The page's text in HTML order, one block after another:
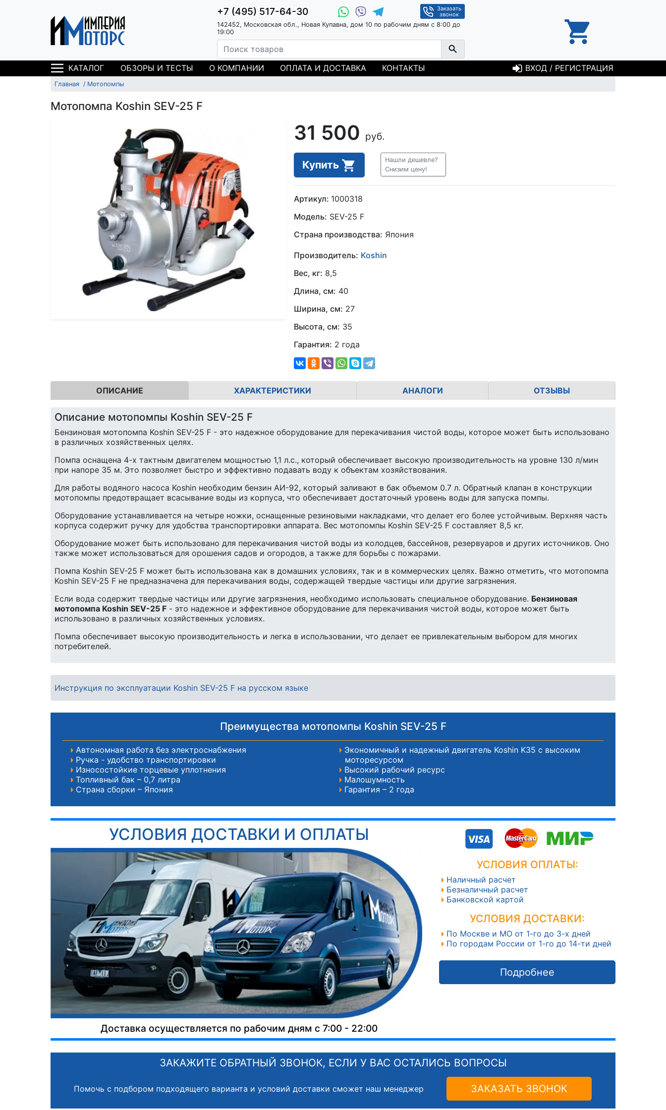
+7 (495) 517-64-30
Заказать
звонок
142452, Московская обл., Новая Купавна, дом 10 по рабочим дням с 8:00 до
19:00
КАТАЛОГ ОБЗОРЫ И ТЕСТЫ О КОМПАНИИ ОПЛАТА И ДОСТАВКА КОНТАКТЫ ВХОД / РЕГИСТРАЦИЯ
Главная Мотопомпы
Мотопомпа Koshin SEV-25 F
31 500 руб.
Купить
Нашли дешевле?
Снизим цену!
Артикул: 1000318
Модель: SEV-25 F
Страна производства: Япония
Производитель: Koshin
Вес, кг: 8,5
Длина, см: 40
Ширина, см: 27
Высота, см: 35
Гарантия: 2 года
ОПИСАНИЕ ХАРАКТЕРИСТИКИ АНАЛОГИ ОТЗЫВЫ
Описание мотопомпы Koshin SEV-25 F
Бензиновая мотопомпа Koshin SEV-25 F - это надежное оборудование для перекачивания чистой воды, которое может быть использовано
в различных хозяйственных целях.
Помпа оснащена 4-х тактным двигателем мощностью 1,1 л.с., который обеспечивает высокую производительность на уровне 130 л/мин
при напоре 35 м. Это позволяет быстро и эффективно подавать воду к объектам хозяйствования.
Для работы водяного насоса Koshin необходим бензин АИ-92, который заливают в бак объемом 0.7 л. Обратный клапан в конструкции
мотопомпы предотвращает всасывание воды из корпуса, что обеспечивает достаточный уровень воды для запуска помпы.
Оборудование устанавливается на четыре ножки, оснащенные резиновыми накладками, что делает его более устойчивым. Верхняя часть
корпуса содержит ручку для удобства транспортировки аппарата. Вес мотопомпы Koshin SEV-25 F составляет 8,5 кг.
Оборудование может быть использовано для перекачивания чистой воды из колодцев, бассейнов, резервуаров и других источников. Оно
также может использоваться для орошения садов и огородов, а также для борьбы с пожарами.
Помпа Koshin SEV-25 F может быть использована как в домашних условиях, так и в коммерческих целях. Важно отметить, что мотопомпа
Koshin SEV-25 F не предназначена для перекачивания воды, содержащей твердые частицы или другие загрязнения.
Если вода содержит твердые частицы или другие загрязнения, необходимо использовать специальное оборудование. Бензиновая
мотопомпа Koshin SEV-25 F - это надежное и эффективное оборудование для перекачивания чистой воды, которое может быть
использовано в различных хозяйственных условиях.
Помпа обеспечивает высокую производительность и легка в использовании, что делает ее привлекательным выбором для многих
потребителей.
Инструкция по эксплуатации Koshin SEV-25 F на русском языке
Преимущества мотопомпы Koshin SEV-25 F
Автономная работа без электроснабжения
Ручка - удобство транспортировки
Износостойкие торцевые уплотнения
Топливный бак – 0,7 литра
Страна сборки – Япония
Экономичный и надежный двигатель Koshin K35 с высоким
моторесурсом
Высокий рабочий ресурс
Малошумность
Гарантия – 2 года
УСЛОВИЯ ДОСТАВКИ И ОПЛАТЫ
Доставка осуществляется по рабочим дням с 7:00 - 22:00
УСЛОВИЯ ОПЛАТЫ:
Наличный расчет
Безналичный расчет
Банковской картой
УСЛОВИЯ ДОСТАВКИ:
По Москве и МО от 1-го до 3-х дней
По городам России от 1-го до 14-ти дней
Подробнее
ЗАКАЖИТЕ ОБРАТНЫЙ ЗВОНОК, ЕСЛИ У ВАС ОСТАЛИСЬ ВОПРОСЫ
Помочь с подбором подходящего варианта и условий доставки сможет наш менеджер ЗАКАЗАТЬ ЗВОНОК